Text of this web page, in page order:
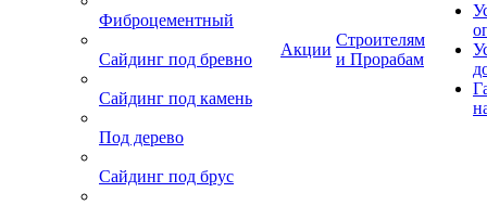
Фиброцементный
Сайдинг под бревно
Сайдинг под камень
Под дерево
Сайдинг под брус
Акции
Строителям
и Прорабам